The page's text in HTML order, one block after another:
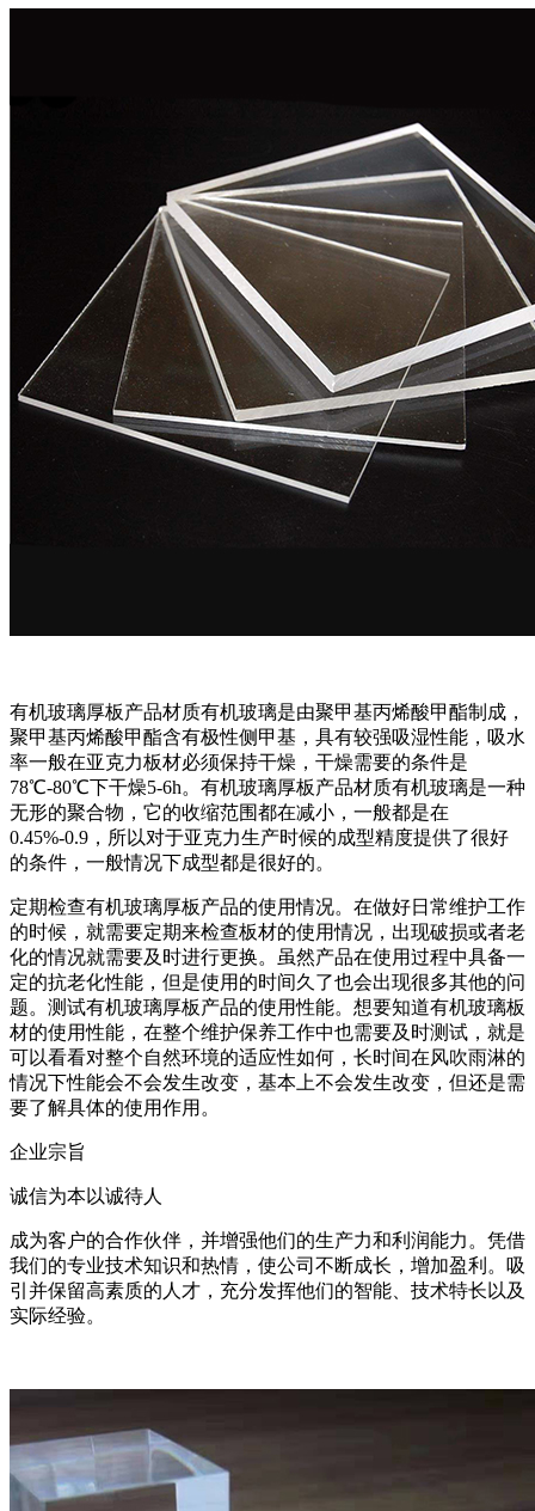
有机玻璃厚板产品材质有机玻璃是由聚甲基丙烯酸甲酯制成，
聚甲基丙烯酸甲酯含有极性侧甲基，具有较强吸湿性能，吸水
率一般在亚克力板材必须保持干燥，干燥需要的条件是
78℃-80℃下干燥5-6h。有机玻璃厚板产品材质有机玻璃是一种
无形的聚合物，它的收缩范围都在减小，一般都是在
0.45%-0.9，所以对于亚克力生产时候的成型精度提供了很好
的条件，一般情况下成型都是很好的。
定期检查有机玻璃厚板产品的使用情况。在做好日常维护工作
的时候，就需要定期来检查板材的使用情况，出现破损或者老
化的情况就需要及时进行更换。虽然产品在使用过程中具备一
定的抗老化性能，但是使用的时间久了也会出现很多其他的问
题。测试有机玻璃厚板产品的使用性能。想要知道有机玻璃板
材的使用性能，在整个维护保养工作中也需要及时测试，就是
可以看看对整个自然环境的适应性如何，长时间在风吹雨淋的
情况下性能会不会发生改变，基本上不会发生改变，但还是需
要了解具体的使用作用。
企业宗旨
诚信为本以诚待人
成为客户的合作伙伴，并增强他们的生产力和利润能力。凭借
我们的专业技术知识和热情，使公司不断成长，增加盈利。吸
引并保留高素质的人才，充分发挥他们的智能、技术特长以及
实际经验。